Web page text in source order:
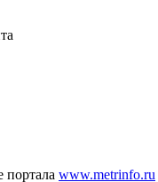
портала www.metrinfo.ru